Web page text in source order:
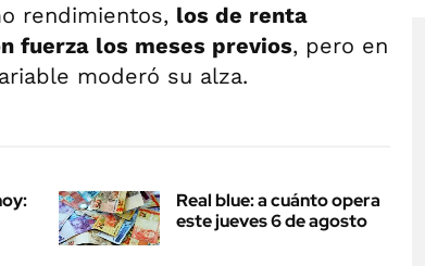
rendimientos, los de renta
fuerza los meses previos, pero en
moderó su alza.
Real blue: a cuánto opera
este jueves 6 de agosto